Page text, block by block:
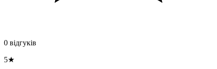
0 відгуків
5★